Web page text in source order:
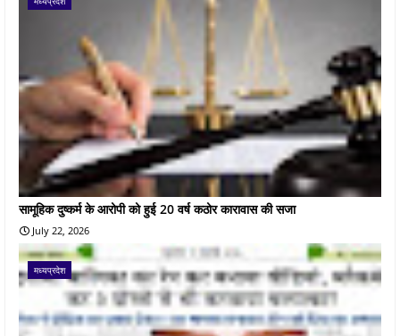
सामूहिक दुष्कर्म के आरोपी को हुई 20 वर्ष कठोर कारावास की सजा
July 22, 2026
मध्यप्रदेश